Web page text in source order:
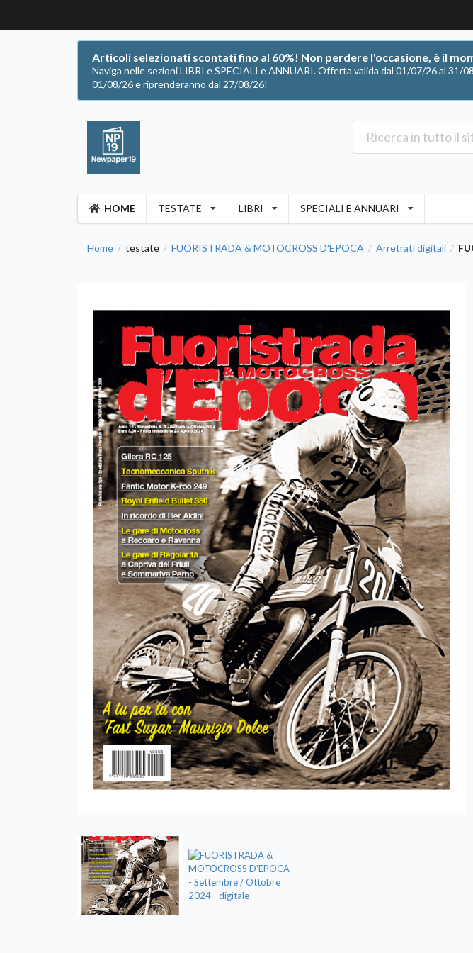
Articoli selezionati scontati fino al 60%! Non perdere l'occasione, è il
Naviga nelle sezioni LIBRI e SPECIALI e ANNUARI. Offerta valida dal 01/07/26 al
01/08/26 e riprenderanno dal 27/08/26!
HOME TESTATE LIBRI SPECIALI E ANNUARI
Home / testate / FUORISTRADA & MOTOCROSS D'EPOCA / Arretrati digitali /